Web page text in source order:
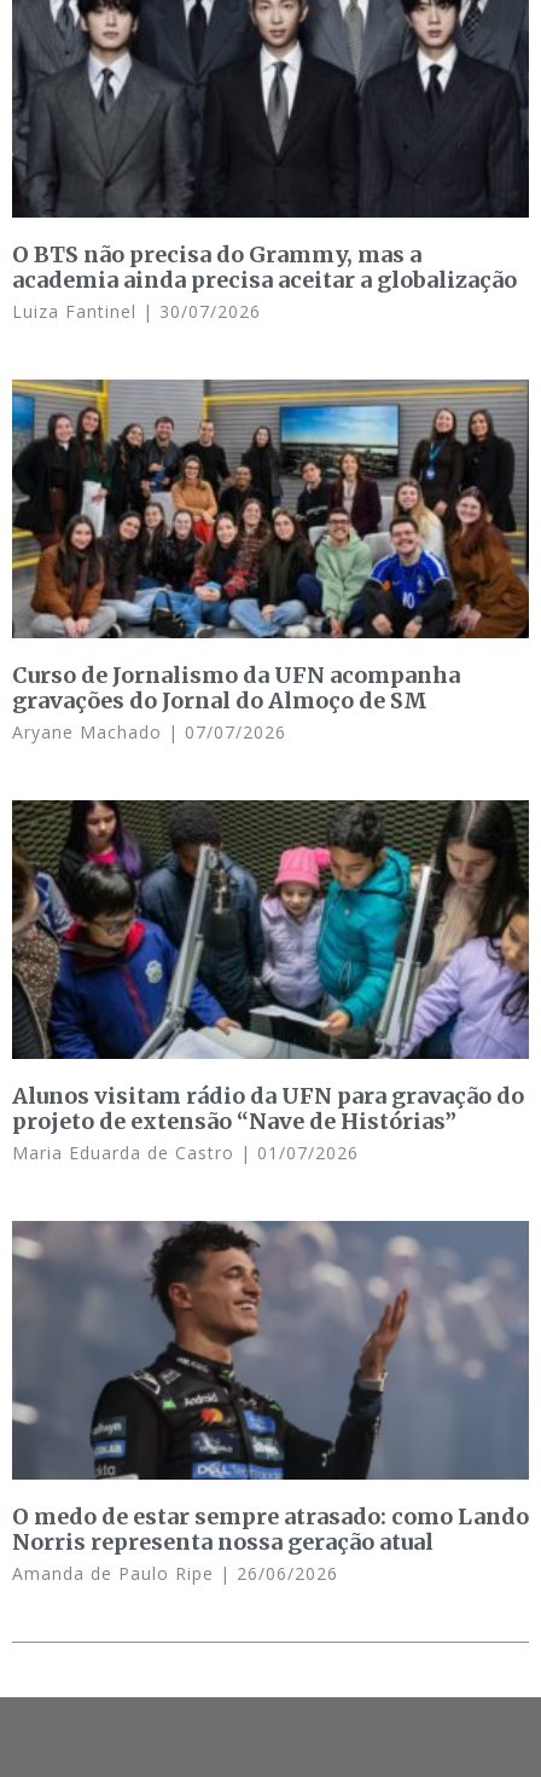
O BTS não precisa do Grammy, mas a
academia ainda precisa aceitar a globalização
Luiza Fantinel 30/07/2026
Curso de Jornalismo da UFN acompanha
gravações do Jornal do Almoço de SM
Aryane Machado 07/07/2026
Alunos visitam rádio da UFN para gravação do
projeto de extensão “Nave de Histórias”
Maria Eduarda de Castro 01/07/2026
O medo de estar sempre atrasado: como Lando
Norris representa nossa geração atual
Amanda de Paulo Ripe 26/06/2026